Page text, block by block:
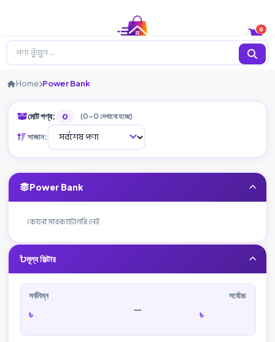
0
Home Power Bank
মোট পণ্য: 0 (0–0 দেখানো হচ্ছে)
সাজান:
Power Bank
কোনো সাবক্যাটাগরি নেই
মূল্য ফিল্টার
সর্বনিম্ন
৳ —
সর্বোচ্চ
৳